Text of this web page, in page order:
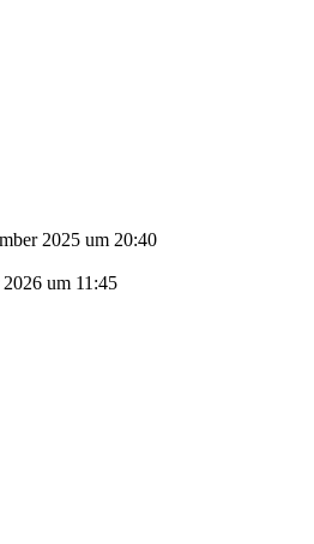
2025 um 20:40
2026 um 11:45